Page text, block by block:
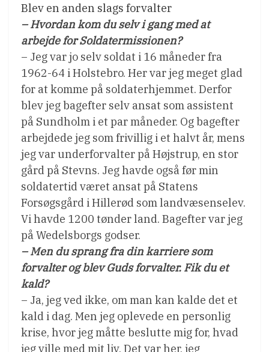
Blev en anden slags forvalter
– Hvordan kom du selv i gang med at
arbejde for Soldatermissionen?
– Jeg var jo selv soldat i 16 måneder fra
1962-64 i Holstebro. Her var jeg meget glad
for at komme på soldaterhjemmet. Derfor
blev jeg bagefter selv ansat som assistent
på Sundholm i et par måneder. Og bagefter
arbejdede jeg som frivillig i et halvt år, mens
jeg var underforvalter på Højstrup, en stor
gård på Stevns. Jeg havde også før min
soldatertid været ansat på Statens
Forsøgsgård i Hillerød som landvæsenselev.
Vi havde 1200 tønder land. Bagefter var jeg
på Wedelsborgs godser.
– Men du sprang fra din karriere som
forvalter og blev Guds forvalter. Fik du et
kald?
– Ja, jeg ved ikke, om man kan kalde det et
kald i dag. Men jeg oplevede en personlig
krise, hvor jeg måtte beslutte mig for, hvad
jeg ville med mit liv. Det var her, jeg